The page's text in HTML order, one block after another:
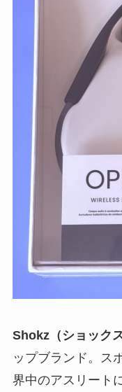
Shokz（ショックス
ップブランド。ス
界中のアスリート